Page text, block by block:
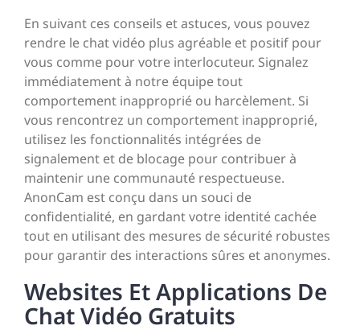
En suivant ces conseils et astuces, vous pouvez
rendre le chat vidéo plus agréable et positif pour
vous comme pour votre interlocuteur. Signalez
immédiatement à notre équipe tout
comportement inapproprié ou harcèlement. Si
vous rencontrez un comportement inapproprié,
utilisez les fonctionnalités intégrées de
signalement et de blocage pour contribuer à
maintenir une communauté respectueuse.
AnonCam est conçu dans un souci de
confidentialité, en gardant votre identité cachée
tout en utilisant des mesures de sécurité robustes
pour garantir des interactions sûres et anonymes.
Websites Et Applications De
Chat Vidéo Gratuits